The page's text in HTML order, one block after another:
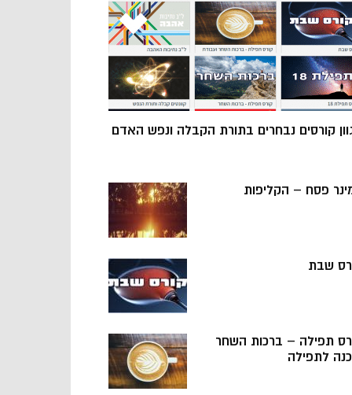
קורסים נבחרים בתורת הקבלה ונפש האדם
פסח – הקליפות
שבת
תפילה – ברכות השחר
לתפילה